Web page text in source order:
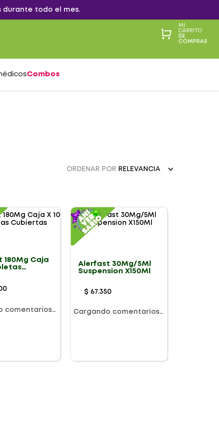
durante todo el mes.
MI
CARRITO
DE
COMPRAS
Combos
ORDENAR POR RELEVANCIA
180Mg Caja
comentarios…
Alerfast 30Mg/5Ml
Suspension X150Ml
$ 67.350
Cargando comentarios…